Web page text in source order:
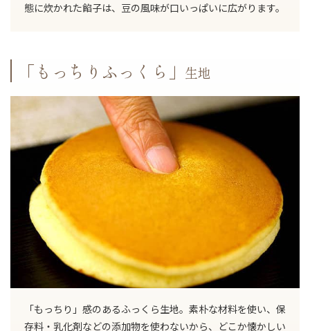
態に炊かれた餡子は、豆の風味が口いっぱいに広がります。
「もっちりふっくら」 生地
「もっちり」感のあるふっくら生地。素朴な材料を使い、保
存料・乳化剤などの添加物を使わないから、どこか懐かしい